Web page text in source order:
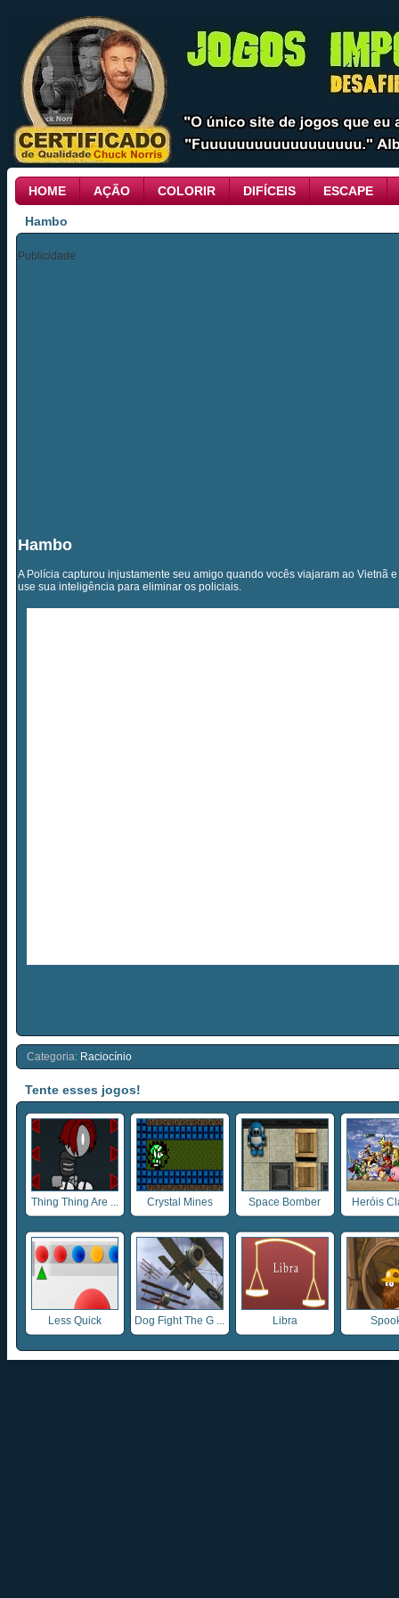
HOME AÇÃO COLORIR DIFÍCEIS ESCAPE
Hambo
Publicidade
Hambo
A Polícia capturou injustamente seu amigo quando vocês viajaram ao Vietnã
use sua inteligência para eliminar os policiais.
Categoria: Raciocínio
Tente esses jogos!
Thing Thing Are ... Crystal Mines Space Bomber Heróis
Less Quick Dog Fight The G ... Libra